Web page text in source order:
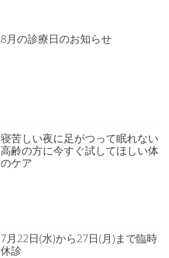
8月の診療日のお知らせ
寝苦しい夜に足がつって眠れない
高齢の方に今すぐ試してほしい体
のケア
7月22日(水)から27日(月)まで臨時
休診